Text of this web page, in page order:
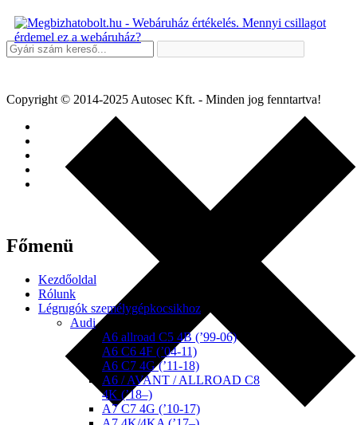
Copyright © 2014-2025 Autosec Kft. - Minden jog fenntartva!
Főmenü
Kezdőoldal
Rólunk
Légrugók személygépkocsikhoz
Audi
A6 allroad C5 4B (’99-06)
A6 C6 4F (’04-11)
A6 C7 4G (’11-18)
A6 / AVANT / ALLROAD C8
4K (’18–)
A7 C7 4G (’10-17)